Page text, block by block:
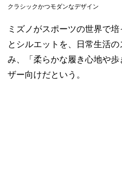
クラシックかつモダンなデザイン
ミズノがスポーツの世界で
とシルエットを、日常生活
み、「柔らかな履き心地や
ザー向けだという。